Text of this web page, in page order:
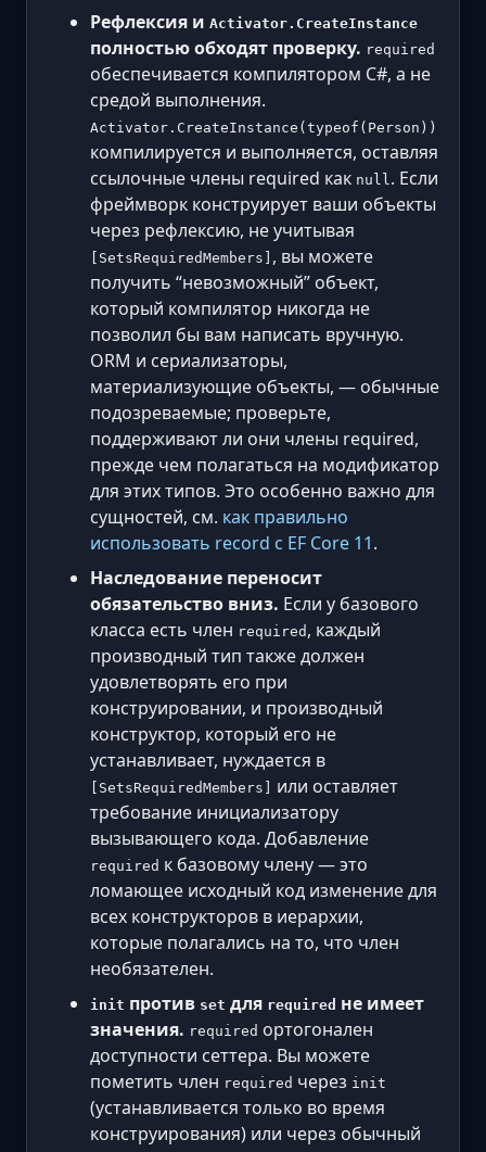
Рефлексия и Activator.CreateInstance
полностью обходят проверку. required
обеспечивается компилятором C#, а не
средой выполнения.
Activator.CreateInstance(typeof(Person))
компилируется и выполняется, оставляя
ссылочные члены required как null . Если
фреймворк конструирует ваши объекты
через рефлексию, не учитывая
[SetsRequiredMembers] , вы можете
получить “невозможный” объект,
который компилятор никогда не
позволил бы вам написать вручную.
ORM и сериализаторы,
материализующие объекты, — обычные
подозреваемые; проверьте,
поддерживают ли они члены required,
прежде чем полагаться на модификатор
для этих типов. Это особенно важно для
сущностей, см. как правильно
использовать record с EF Core 11.
Наследование переносит
обязательство вниз. Если у базового
класса есть член required , каждый
производный тип также должен
удовлетворять его при
конструировании, и производный
конструктор, который его не
устанавливает, нуждается в
[SetsRequiredMembers]
или оставляет
требование инициализатору
вызывающего кода. Добавление
required к базовому члену — это
ломающее исходный код изменение для
всех конструкторов в иерархии,
которые полагались на то, что член
необязателен.
init против set для required не имеет
значения. required ортогонален
доступности сеттера. Вы можете
пометить член required через init
(устанавливается только во время
конструирования) или через обычный